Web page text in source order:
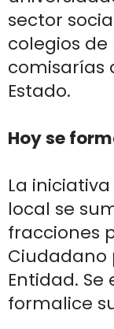
sector
colegios
comisarías
Estado.
Hoy se
La
local se
fracciones
Ciudadano
Entidad.
formalice